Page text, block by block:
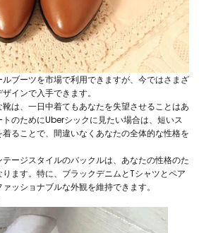
ブーツを市場で利用できますが、今ではさまざ
インで入手できます。
は、一日中着てもあなたを失望させることはあ
のためにUberシックに見たい場合は、短いス
ることで、間違いなくあなたの全体的な性格を
ージスタイルのバックルは、あなたの性格のた
ます。特に、ブラックデニムとTシャツとペア
ッショナブルな外観を維持できます。